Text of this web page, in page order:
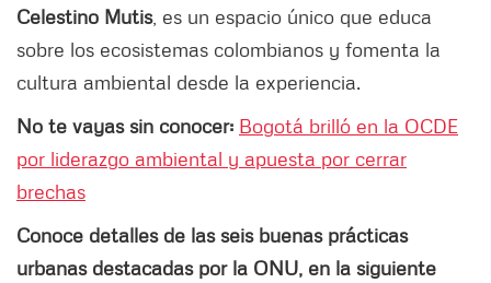
Celestino Mutis, es un espacio único que educa
sobre los ecosistemas colombianos y fomenta la
cultura ambiental desde la experiencia.
No te vayas sin conocer: Bogotá brilló en la OCDE
por liderazgo ambiental y apuesta por cerrar
brechas
Conoce detalles de las seis buenas prácticas
urbanas destacadas por la ONU, en la siguiente